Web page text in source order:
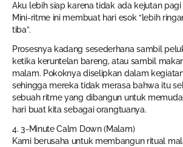
Aku lebih siap karena tidak ada kejutan pagi
Mini-ritme ini membuat hari esok “lebih
tiba”.
Prosesnya kadang sesederhana sambil
ketika keruntelan bareng, atau sambil
malam. Pokoknya diselipkan dalam
sehingga mereka tidak merasa bahwa itu
sebuah ritme yang dibangun untuk
hari buat kita sebagai orangtuanya.
4. 3-Minute Calm Down (Malam)
Kami berusaha untuk membangun ritual